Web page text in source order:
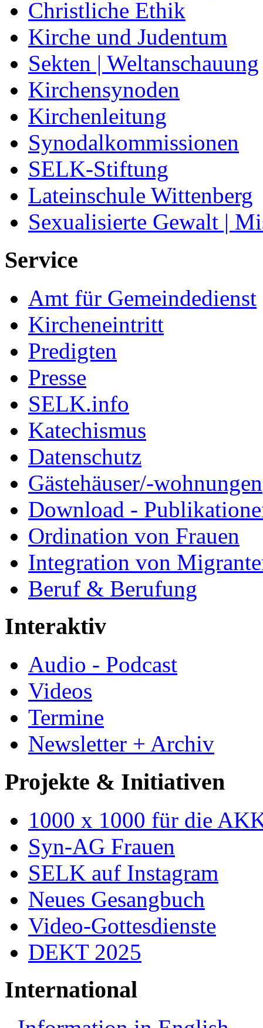
Christliche Ethik
Kirche und Judentum
Sekten | Weltanschauung
Kirchensynoden
Kirchenleitung
Synodalkommissionen
SELK-Stiftung
Lateinschule Wittenberg
Sexualisierte Gewalt |
Service
Amt für Gemeindedienst
Kircheneintritt
Predigten
Presse
SELK.info
Katechismus
Datenschutz
Gästehäuser/-wohnungen
Download -
Ordination von Frauen
Integration von
Beruf & Berufung
Interaktiv
Audio - Podcast
Videos
Termine
Newsletter + Archiv
Projekte & Initiativen
1000 x 1000 für die
Syn-AG Frauen
SELK auf Instagram
Neues Gesangbuch
Video-Gottesdienste
DEKT 2025
International